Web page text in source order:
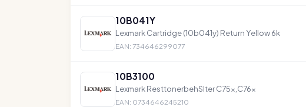
10B041Y
Lexmark Cartridge (10b041y) Return Yellow 6k
EAN: 734646299077
10B3100
Lexmark ResttonerbehSlter C75x,C76x
EAN: 0734646245210